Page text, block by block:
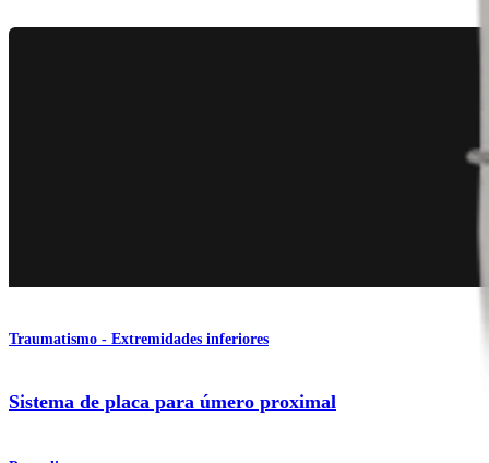
Traumatismo - Extremidades inferiores
Sistema de placa para úmero proximal